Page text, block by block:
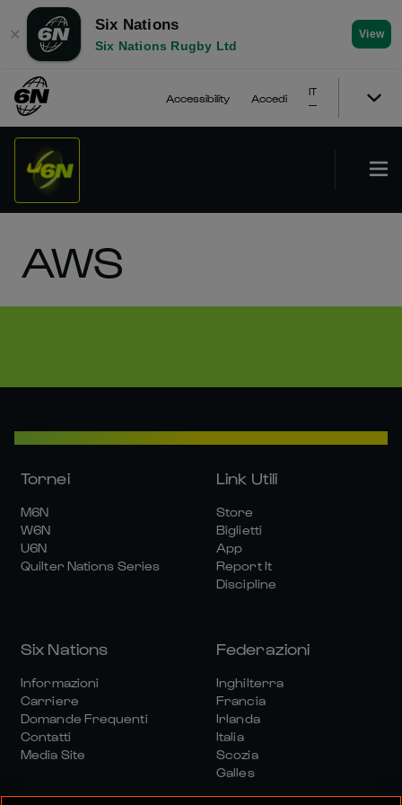
✕
Six Nations
Six Nations Rugby Ltd
View
Accessibility Accedi
IT
AWS
Tornei
M6N
W6N
U6N
Quilter Nations Series
Link Utili
Store
Biglietti
App
Report It
Discipline
Six Nations
Informazioni
Carriere
Domande Frequenti
Contatti
Media Site
Federazioni
Inghilterra
Francia
Irlanda
Italia
Scozia
Galles